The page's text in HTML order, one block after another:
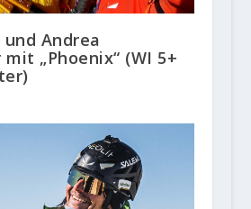
Andrea
„Phoenix“ (WI 5+